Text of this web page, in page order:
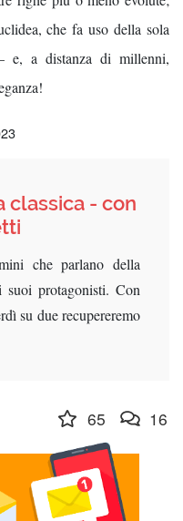
che fa uso della sola
e, a distanza di millenni,
classica - con
che parlano della
suoi protagonisti. Con
su due recupereremo
65 16